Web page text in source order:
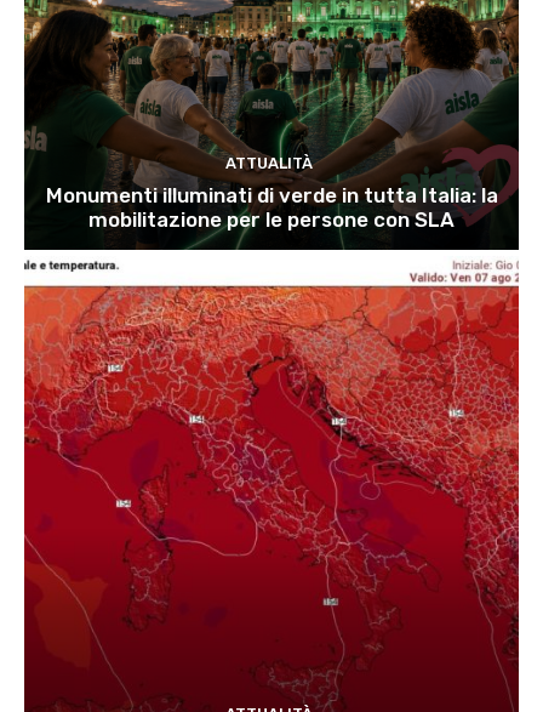
ATTUALITÀ
Monumenti illuminati di verde in tutta Italia: la
mobilitazione per le persone con SLA